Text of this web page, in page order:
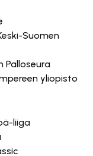
Suomen
Palloseura
yliopisto
liiga